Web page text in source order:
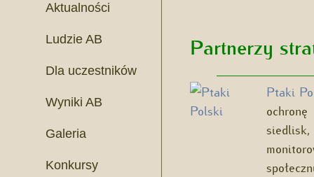
Aktualności
Ludzie AB
Dla uczestników
Wyniki AB
Galeria
Konkursy
Partnerzy
Ptaki